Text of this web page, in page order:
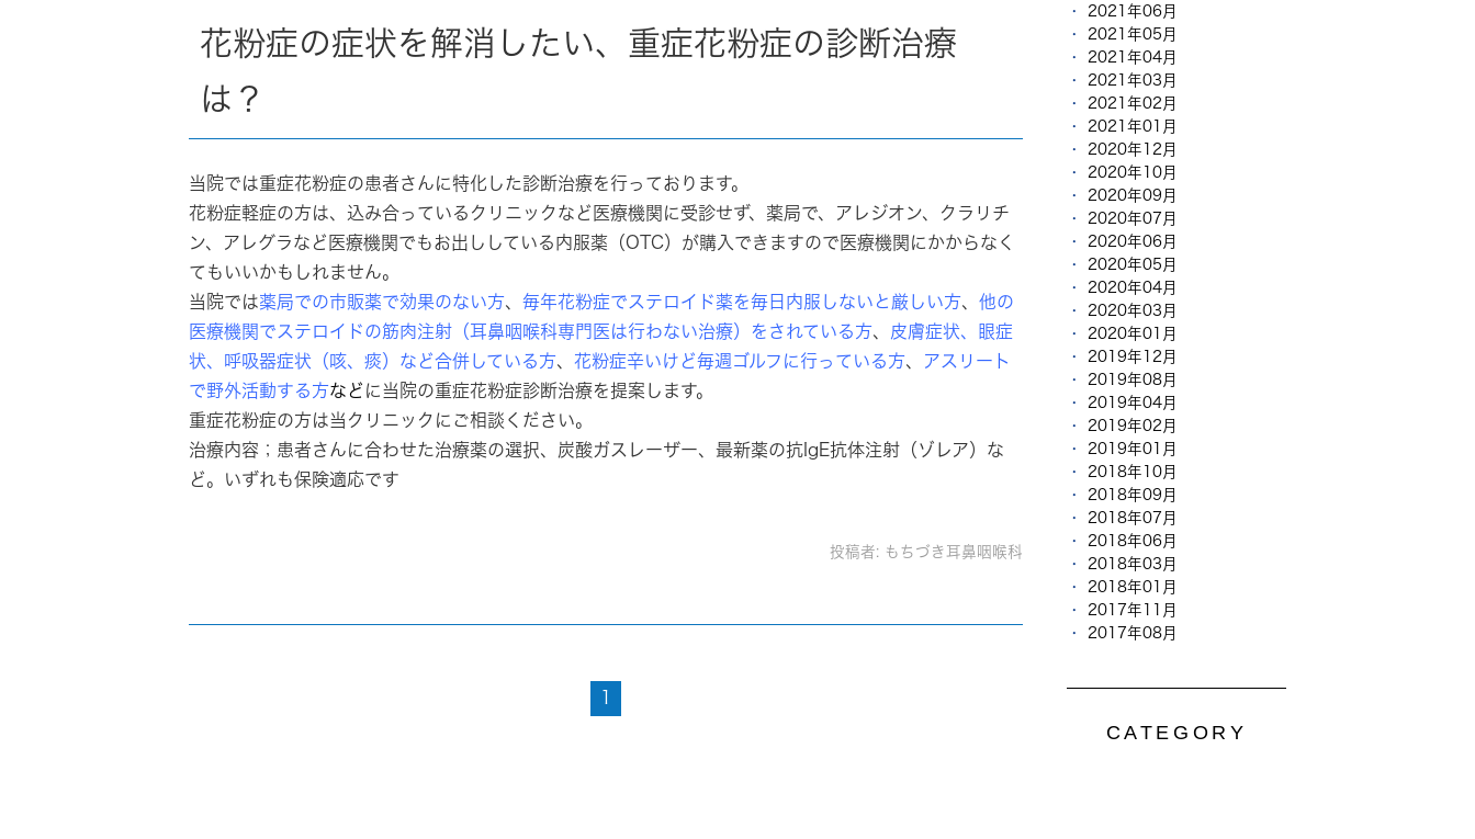
花粉症の症状を解消したい、重症花粉症の診断治療
は？
当院では重症花粉症の患者さんに特化した診断治療を行っております。
花粉症軽症の方は、込み合っているクリニックなど医療機関に受診せず、薬局で、アレジオン、クラリチ
ン、アレグラなど医療機関でもお出ししている内服薬（OTC）が購入できますので医療機関にかからなく
てもいいかもしれません。
当院では薬局での市販薬で効果のない方、 毎年花粉症でステロイド薬を毎日内服しないと厳しい方、 他の
医療機関でステロイドの筋肉注射（耳鼻咽喉科専門医は行わない治療）をされている方、
皮膚症状、眼症
状、呼吸器症状（咳、痰）など合併している方、 花粉症辛いけど毎週ゴルフに行っている方、
アスリート
で野外活動する方など に当院の重症花粉症診断治療を提案します。
重症花粉症の方は当クリニックにご相談ください。
治療内容；患者さんに合わせた治療薬の選択、炭酸ガスレーザー、最新薬の抗IgE抗体注射（ゾレア）な
ど。いずれも保険適応です
投稿者: もちづき耳鼻咽喉科
1
2021年06月
2021年05月
2021年04月
2021年03月
2021年02月
2021年01月
2020年12月
2020年10月
2020年09月
2020年07月
2020年06月
2020年05月
2020年04月
2020年03月
2020年01月
2019年12月
2019年08月
2019年04月
2019年02月
2019年01月
2018年10月
2018年09月
2018年07月
2018年06月
2018年03月
2018年01月
2017年11月
2017年08月
CATEGORY